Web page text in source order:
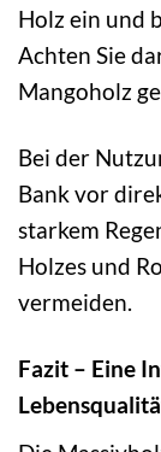
Holz ein und
Achten Sie
Mangoholz
Bei der
Bank vor
starkem
Holzes und
vermeiden.
Fazit – Eine